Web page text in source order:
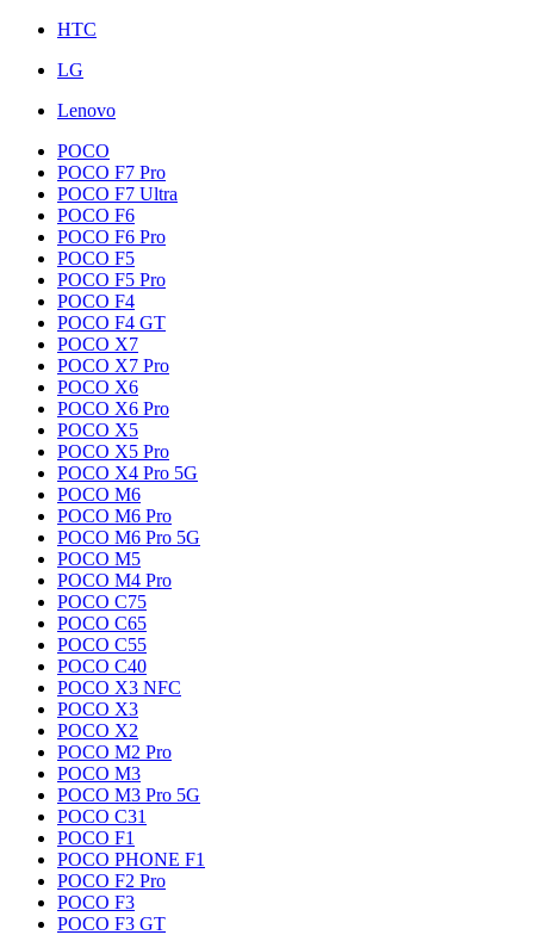
HTC
LG
Lenovo
POCO
POCO F7 Pro
POCO F7 Ultra
POCO F6
POCO F6 Pro
POCO F5
POCO F5 Pro
POCO F4
POCO F4 GT
POCO X7
POCO X7 Pro
POCO X6
POCO X6 Pro
POCO X5
POCO X5 Pro
POCO X4 Pro 5G
POCO M6
POCO M6 Pro
POCO M6 Pro 5G
POCO M5
POCO M4 Pro
POCO C75
POCO C65
POCO C55
POCO C40
POCO X3 NFC
POCO X3
POCO X2
POCO M2 Pro
POCO M3
POCO M3 Pro 5G
POCO C31
POCO F1
POCO PHONE F1
POCO F2 Pro
POCO F3
POCO F3 GT